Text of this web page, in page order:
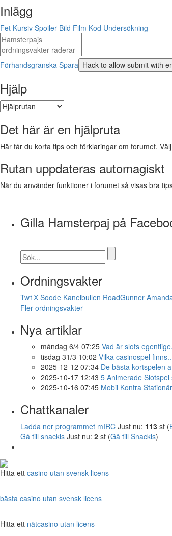
Inlägg
Fet Kursiv Spoiler Bild Film Kod Undersökning
Förhandsgranska Spara
Hjälp
Det här är en hjälpruta
Här får du korta tips och förklaringar om forumet.
Rutan uppdateras automagiskt
När du använder funktioner i forumet så visas bra
Gilla Hamsterpaj på
Ordningsvakter
Tw1X Soode Kanelbullen RoadGunner
Fler ordningsvakter
Nya artiklar
måndag 6/4 07:25 Vad är slots
tisdag 31/3 10:02 Vilka casinospel
2025-12-12 07:34 De bästa kortspelen
2025-10-17 12:43 5 Animerade Slotspel
2025-10-16 07:45 Mobil Kontra
Chattkanaler
Ladda ner programmet mIRC Just nu: 113 st (
Gå till snackis Just nu: 2 st (Gå till Snackis)
Hitta ett casino utan svensk licens
bästa casino utan svensk licens
Hitta ett nätcasino utan licens